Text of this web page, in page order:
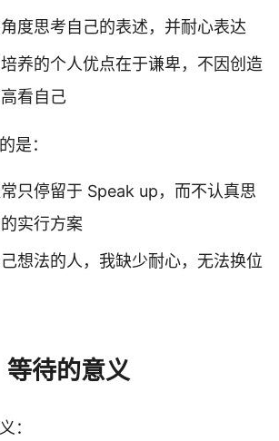
度思考自己的表述，并耐心表达
养的个人优点在于谦卑，不因创造
看自己
是：
只停留于 Speak up，而不认真思
实行方案
想法的人，我缺少耐心，无法换位
待的意义
：